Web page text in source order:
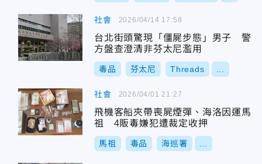
社會
台北街頭驚現「僵屍步態」男子 警
方盤查澄清非芬太尼濫用
毒品 芬太尼 Threads
2026/04/14 17:58
社會
飛機客船夾帶喪屍煙彈、海洛因運馬
祖 4販毒嫌犯遭裁定收押
馬祖 毒品 海巡署
2026/04/01 21:27